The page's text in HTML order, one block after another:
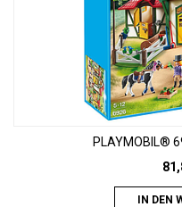
PLAYMOBIL®
IN DEN